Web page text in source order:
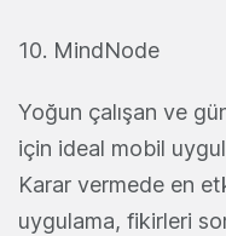
10. MindNode
Yoğun çalışan ve
için ideal mobil
Karar vermede en
uygulama, fikirleri